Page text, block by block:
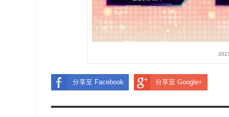
分享至 Facebook 分享至 Google+